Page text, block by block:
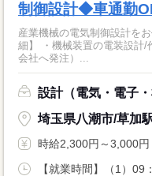
制御設計◆車通勤
産業機械の電気制御設計をお任せします。 【
細】 ・機械装置の電装設計/
会社へ発注）...
設計（電気・電子・
埼玉県八潮市/草加
時給2,300円～3,000円
【就業時間】（1）09